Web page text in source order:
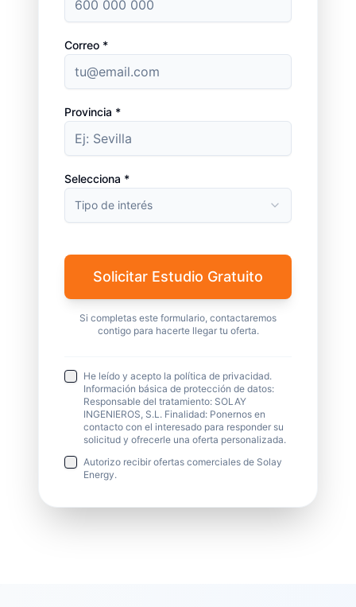
Correo *
Provincia *
Selecciona *
Tipo de interés
Solicitar Estudio Gratuito
Si completas este formulario, contactaremos
contigo para hacerte llegar tu oferta.
He leído y acepto la política de privacidad.
Información básica de protección de datos:
Responsable del tratamiento: SOLAY
INGENIEROS, S.L. Finalidad: Ponernos en
contacto con el interesado para responder su
solicitud y ofrecerle una oferta personalizada.
Autorizo recibir ofertas comerciales de Solay
Energy.